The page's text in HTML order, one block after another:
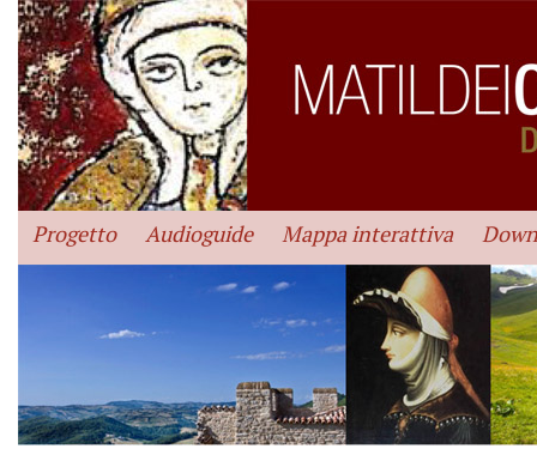
Progetto Audioguide Mappa interattiva